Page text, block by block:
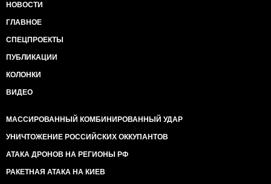
НОВОСТИ
ГЛАВНОЕ
СПЕЦПРОЕКТЫ
ПУБЛИКАЦИИ
КОЛОНКИ
ВИДЕО
МАССИРОВАННЫЙ КОМБИНИРОВАННЫЙ УДАР
УНИЧТОЖЕНИЕ РОССИЙСКИХ ОККУПАНТОВ
АТАКА ДРОНОВ НА РЕГИОНЫ РФ
РАКЕТНАЯ АТАКА НА КИЕВ